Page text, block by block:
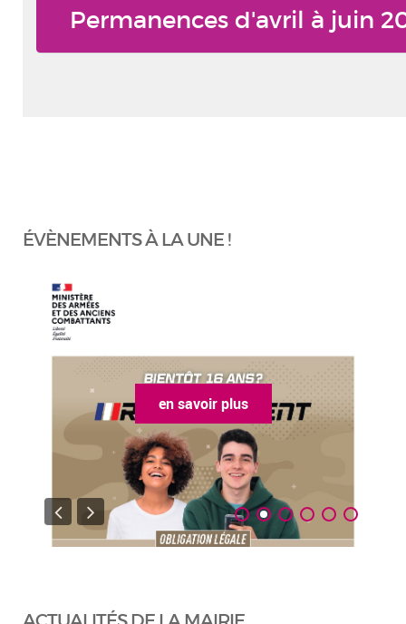
Permanences d'avril à juin
ÉVÈNEMENTS À LA UNE !
en savoir plus